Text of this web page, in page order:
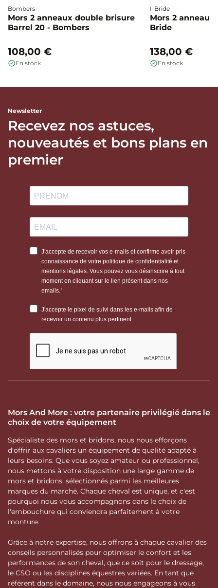
Bombers
Mors 2 anneaux double brisure
Barrel 20 - Bombers
108,00 €
En stock
I-Bride
Mors 2
Bride
138,00 €
En stock
Newsletter
Recevez nos astuces,
nouveautés et bons plans en
premier
Mors And More : votre partenaire privilégié dans le
choix de votre équipement
Spécialiste des mors et bridons, nous nous efforçons
d'offrir aux cavaliers un équipement de qualité adapté à
leurs besoins. Que vous soyez amateur ou professionnel,
nous mettons à votre disposition une large gamme de
mors et bridons, sélectionnés parmi les meilleures
marques du marché. Chaque cheval est unique, et c'est
pourquoi nous vous accompagnons dans le choix de
l'embouchure qui conviendra parfaitement à votre
monture.
Grâce à notre expertise, nous offrons à chaque cavalier des
conseils personnalisés pour optimiser le confort et les
performances de son cheval, que ce soit pour le dressage,
le CSO ou les disciplines équestres variées. En tant que
référent dans le domaine, nous nous engageons à vous